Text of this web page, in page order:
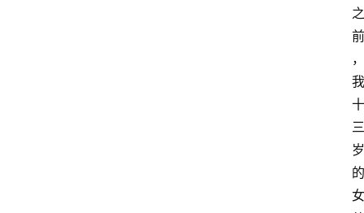
之
前
，
我
十
三
岁
的
女